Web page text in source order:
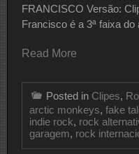
FRANCISCO Versão:
Francisco é a 3ª faixa do
Read More
Posted in Clipes,
arctic monkeys, fake
indie rock, rock
garagem, rock